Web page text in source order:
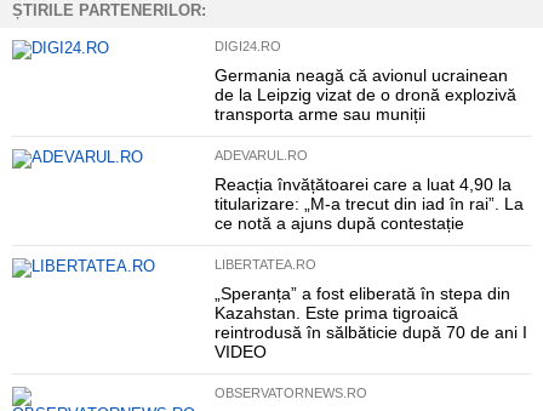
ȘTIRILE PARTENERILOR:
DIGI24.RO
Germania neagă că avionul ucrainean
de la Leipzig vizat de o dronă explozivă
transporta arme sau muniții
ADEVARUL.RO
Reacția învățătoarei care a luat 4,90 la
titularizare: „M-a trecut din iad în rai”. La
ce notă a ajuns după contestație
LIBERTATEA.RO
„Speranța” a fost eliberată în stepa din
Kazahstan. Este prima tigroaică
reintrodusă în sălbăticie după 70 de ani I
VIDEO
OBSERVATORNEWS.RO